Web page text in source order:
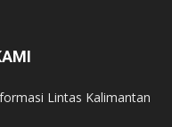
Lintas Kalimantan